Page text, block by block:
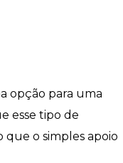
opção para uma
esse tipo de
que o simples apoio